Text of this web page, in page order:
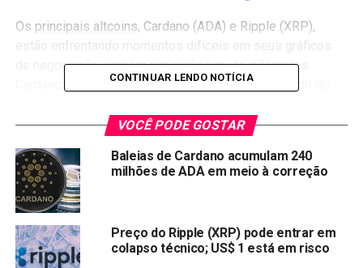
Os principais altcoins, Cardano (ADA) e Ripple (XRP),
estão enfrentando momentos difíceis em seus gráficos
de negociação, embora por razões muito diferentes.
Cardano tem sido decepcionante o ano todo, ficando de
desenvolvimento no nível da blockchain. No caso da
processo judicial em andamento com a SEC.
Os investidores em ambas as redes estão preocupados, a
ponto de mover seus depósitos. Raboo (RABT) é um
destino provável, oferecendo tanto lucros quanto
perspectivas a longo prazo. A pré-venda está ativa agora,
CONTINUAR LENDO NOTÍCIA
VOCÊ PODE GOSTAR
Baleias de Cardano acumulam 240
milhões de ADA em meio à correção
Preço do Ripple (XRP) pode entrar em
colapso técnico; US$ 1 está em risco